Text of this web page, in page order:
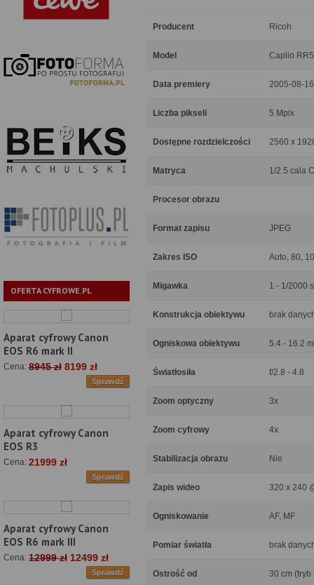
OFERTA CYFROWE.PL
Aparat cyfrowy Canon
EOS R6 mark II
Cena: 8945 zł 8199 zł
Sprawdź
Aparat cyfrowy Canon
EOS R3
Cena: 21999 zł
Sprawdź
Aparat cyfrowy Canon
EOS R6 mark III
Cena: 12999 zł 12499 zł
Sprawdź
Producent Ricoh
Model Caplio
Data premiery 2005-08-16
Liczba pikseli 5 Mpix
Dostępne rozdzielczości 2560 x
Matryca 1/2.5 cala
Procesor obrazu
Format zapisu JPEG
Zakres ISO Auto, 80,
Migawka 1 - 1/2000
Konstrukcja obiektywu brak
Ogniskowa obiektywu 5.4 - 16.2
Światłosiła f/2.8 - 4.8
Zoom optyczny 3x
Zoom cyfrowy 4x
Stabilizacja obrazu Nie
Zapis wideo 320 x 240
Ogniskowanie AF, MF
Pomiar światła brak
Ostrość od 30 cm (tryb